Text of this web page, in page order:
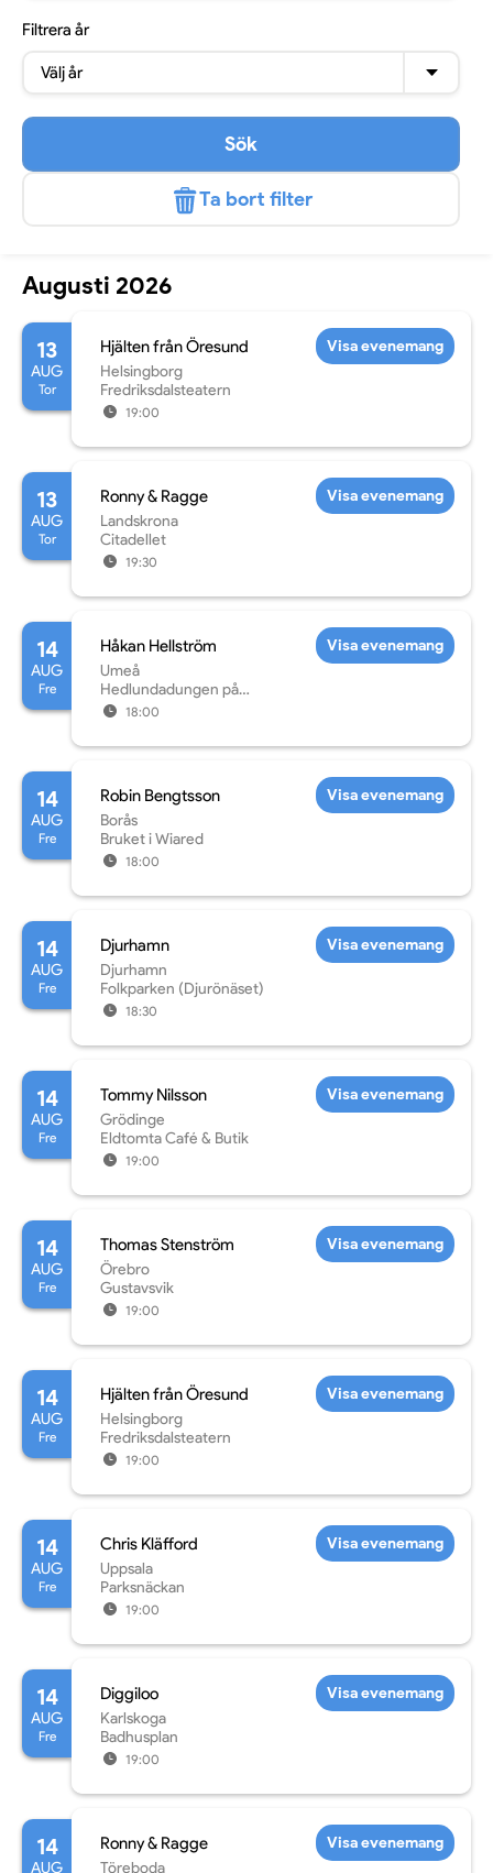
Filtrera år
Välj år
Sök
Ta bort filter
Augusti 2026
13
AUG
Tor
Hjälten från Öresund
Helsingborg
Fredriksdalsteatern
19:00
Visa evenemang
13
AUG
Tor
Ronny & Ragge
Landskrona
Citadellet
19:30
Visa evenemang
14
AUG
Fre
Håkan Hellström
Umeå
Hedlundadungen på
Noliaområdet
18:00
Visa evenemang
14
AUG
Fre
Robin Bengtsson
Borås
Bruket i Wiared
18:00
Visa evenemang
14
AUG
Fre
Djurhamn
Djurhamn
Folkparken (Djurönäset)
18:30
Visa evenemang
14
AUG
Fre
Tommy Nilsson
Grödinge
Eldtomta Café & Butik
19:00
Visa evenemang
14
AUG
Fre
Thomas Stenström
Örebro
Gustavsvik
19:00
Visa evenemang
14
AUG
Fre
Hjälten från Öresund
Helsingborg
Fredriksdalsteatern
19:00
Visa evenemang
14
AUG
Fre
Chris Kläfford
Uppsala
Parksnäckan
19:00
Visa evenemang
14
AUG
Fre
Diggiloo
Karlskoga
Badhusplan
19:00
Visa evenemang
14
AUG
Ronny & Ragge
Töreboda
Visa evenemang